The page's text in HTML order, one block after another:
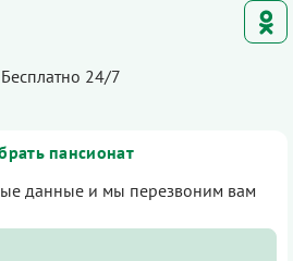
24/7
пансионат
данные и мы перезвоним вам